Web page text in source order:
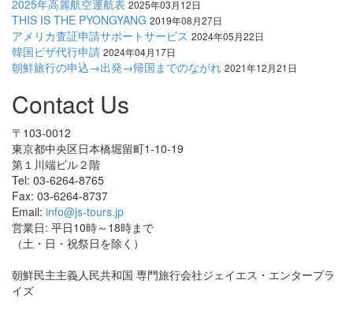
2025年高麗航空運航表 2025年03月12日
THIS IS THE PYONGYANG 2019年08月27日
アメリカ査証申請サポートサービス 2024年05月22日
韓国ビザ代行申請 2024年04月17日
朝鮮旅行の申込→出発→帰国までのながれ 2021年12月21日
Contact Us
〒103-0012
東京都中央区日本橋堀留町1-10-19
第１川端ビル２階
Tel: 03-6264-8765
Fax: 03-6264-8737
Email: info@js-tours.jp
営業日: 平日10時～18時まで
（土・日・祝祭日を除く）
朝鮮民主主義人民共和国 専門旅行会社ジェイエス・エンタープラ
イズ